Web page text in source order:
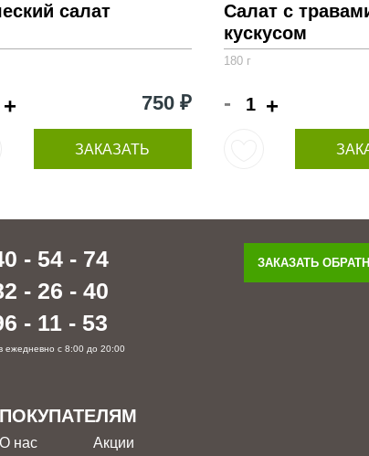
салат
+ 750 ₽
ЗАКАЗАТЬ
Салат с
кускусом
180 г
- +
- 54 - 74
- 26 - 40
- 11 - 53
ежедневно с 8:00 до 20:00
ЗАКАЗАТЬ
ПОКУПАТЕЛЯМ
О нас Акции